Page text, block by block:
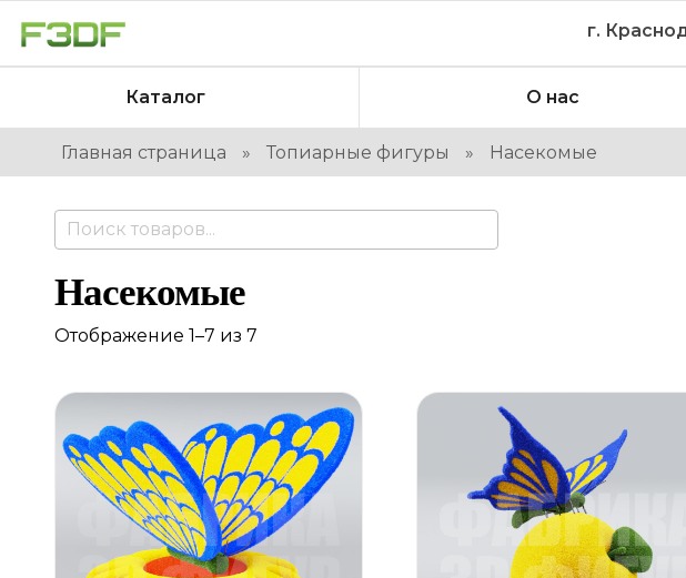
г.
Каталог О нас
Главная страница » Топиарные фигуры » Насекомые
Насекомые
Отображение 1–7 из 7